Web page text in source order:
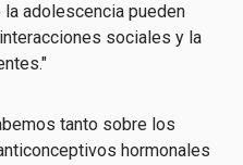
adolescencia pueden
sociales y la
tanto sobre los
hormonales